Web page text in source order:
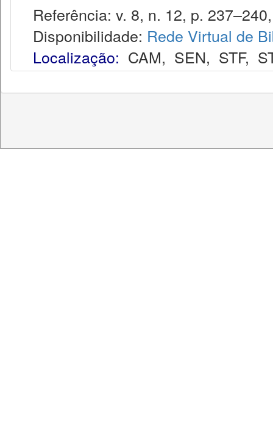
Referência: v. 8, n. 12, p.
Disponibilidade: Rede Virtual de
Localização: CAM, SEN, STF,